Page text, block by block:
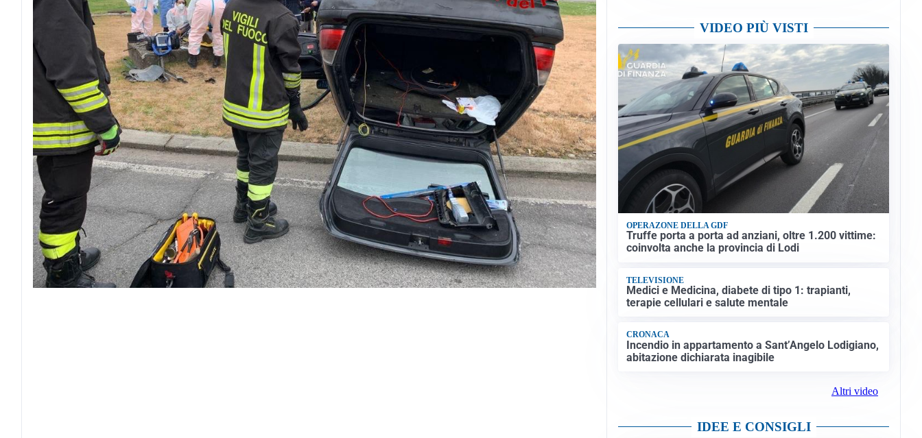
VIDEO PIÙ VISTI
OPERAZONE DELLA GDF
Truffe porta a porta ad anziani, oltre 1.200 vittime:
coinvolta anche la provincia di Lodi
TELEVISIONE
Medici e Medicina, diabete di tipo 1: trapianti,
terapie cellulari e salute mentale
CRONACA
Incendio in appartamento a Sant’Angelo Lodigiano,
abitazione dichiarata inagibile
Altri video
IDEE E CONSIGLI